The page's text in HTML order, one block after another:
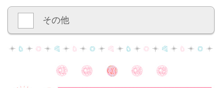
その他